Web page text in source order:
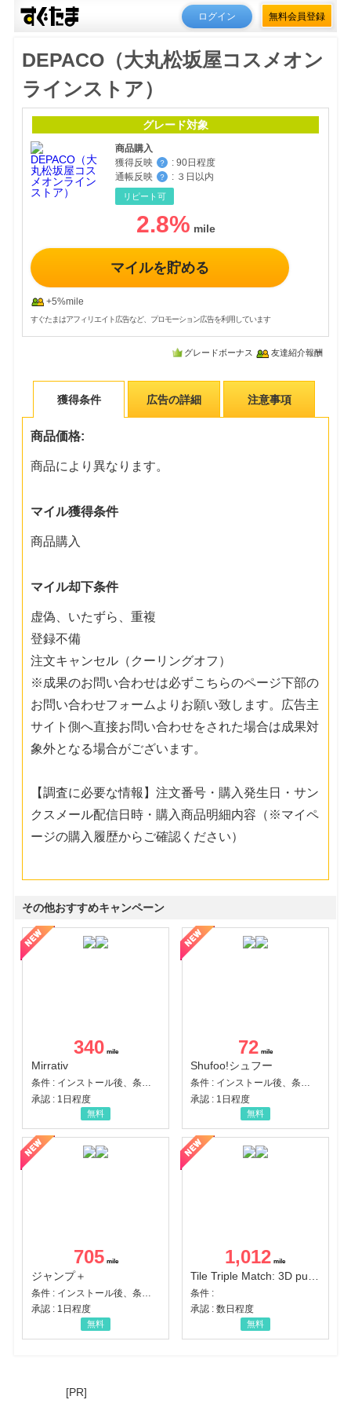
ログイン 無料会員登録
DEPACO（大丸松坂屋コスメオン
ラインストア）
グレード対象
商品購入
獲得反映
？ : 90日程度
通帳反映
？ : ３日以内
リピート可
2.8%
マイルを貯める
+5%mile
すぐたまはアフィリエイト広告など、プロモーション広告を利用しています
グレードボーナス 友達紹介報酬
獲得条件 広告の詳細 注意事項
商品価格:
商品により異なります。
マイル獲得条件
商品購入
マイル却下条件
虚偽、いたずら、重複
登録不備
注文キャンセル（クーリングオフ）
※成果のお問い合わせは必ずこちらのページ下部の
お問い合わせフォームよりお願い致します。広告主
サイト側へ直接お問い合わせをされた場合は成果対
象外となる場合がございます。
【調査に必要な情報】注文番号・購入発生日・サン
クスメール配信日時・購入商品明細内容（※マイペ
ージの購入履歴からご確認ください）
その他おすすめキャンペーン
340
Mirrativ
条件 : インストール後、条件達成
承認 : 1日程度
無料
72
Shufoo!シュフー
条件 : インストール後、条件達成
承認 : 1日程度
無料
705
ジャンプ＋
承認 : 1日程度
無料
1,012
条件 :
承認 : 数日程度
無料
[PR]